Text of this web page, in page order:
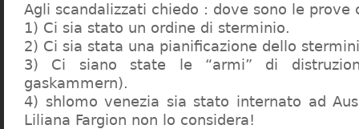
Agli scandalizzati chiedo : dove sono le prove
1) Ci sia stato un ordine di sterminio.
2) Ci sia stata una pianificazione dello
3) Ci siano state le “armi” di
gaskammern).
4) shlomo venezia sia stato internato ad
Liliana Fargion non lo considera!